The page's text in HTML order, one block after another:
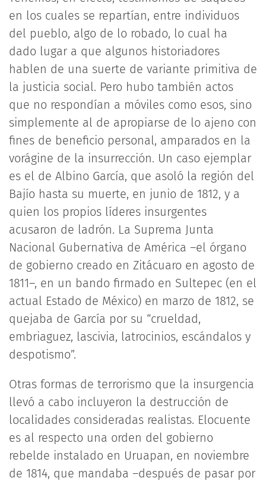
en los cuales se repartían, entre individuos
del pueblo, algo de lo robado, lo cual ha
dado lugar a que algunos historiadores
hablen de una suerte de variante primitiva de
la justicia social. Pero hubo también actos
que no respondían a móviles como esos, sino
simplemente al de apropiarse de lo ajeno con
fines de beneficio personal, amparados en la
vorágine de la insurrección. Un caso ejemplar
es el de Albino García, que asoló la región del
Bajío hasta su muerte, en junio de 1812, y a
quien los propios líderes insurgentes
acusaron de ladrón. La Suprema Junta
Nacional Gubernativa de América –el órgano
de gobierno creado en Zitácuaro en agosto de
1811–, en un bando firmado en Sultepec (en el
actual Estado de México) en marzo de 1812, se
quejaba de García por su “crueldad,
embriaguez, lascivia, latrocinios, escándalos y
despotismo”.
Otras formas de terrorismo que la insurgencia
llevó a cabo incluyeron la destrucción de
localidades consideradas realistas. Elocuente
es al respecto una orden del gobierno
rebelde instalado en Uruapan, en noviembre
de 1814, que mandaba –después de pasar por